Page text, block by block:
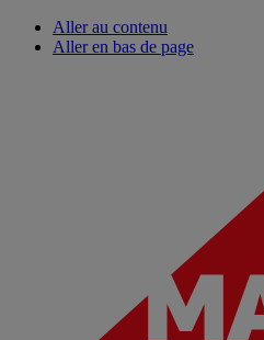
Aller au contenu
Aller en bas de page